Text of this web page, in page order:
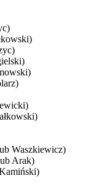
Waszkiewicz)
Arak)